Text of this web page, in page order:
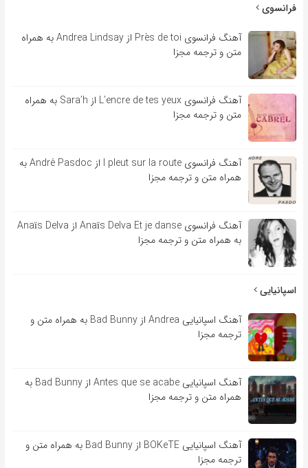
فرانسوی
آهنگ فرانسوی Près de toi از Andrea Lindsay به همراه
متن و ترجمه مجزا
آهنگ فرانسوی L’encre de tes yeux از Sara’h به همراه
متن و ترجمه مجزا
آهنگ فرانسوی l pleut sur la route از André Pasdoc به
همراه متن و ترجمه مجزا
آهنگ فرانسوی Anaïs Delva Et je danse از Anaïs Delva
به همراه متن و ترجمه مجزا
اسپانیایی
آهنگ اسپانیایی Andrea از Bad Bunny به همراه متن و
ترجمه مجزا
آهنگ اسپانیایی Antes que se acabe از Bad Bunny به
همراه متن و ترجمه مجزا
آهنگ اسپانیایی BOKeTE از Bad Bunny به همراه متن و
ترجمه مجزا